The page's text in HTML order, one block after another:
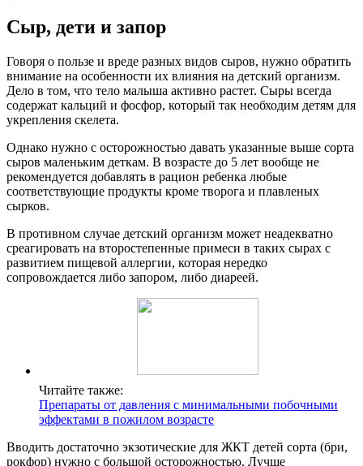
Сыр, дети и запор
Говоря о пользе и вреде разных видов сыров, нужно обратить
внимание на особенности их влияния на детский организм.
Дело в том, что тело малыша активно растет. Сыры всегда
содержат кальций и фосфор, который так необходим детям для
укрепления скелета.
Однако нужно с осторожностью давать указанные выше сорта
сыров маленьким деткам. В возрасте до 5 лет вообще не
рекомендуется добавлять в рацион ребенка любые
соответствующие продукты кроме творога и плавленых
сырков.
В противном случае детский организм может неадекватно
среагировать на второстепенные примеси в таких сырах с
развитием пищевой аллергии, которая нередко
сопровождается либо запором, либо диареей.
Читайте также:
Препараты от давления с минимальными побочными
эффектами в пожилом возрасте
Вводить достаточно экзотические для ЖКТ детей сорта (бри,
рокфор) нужно с большой осторожностью. Лучше